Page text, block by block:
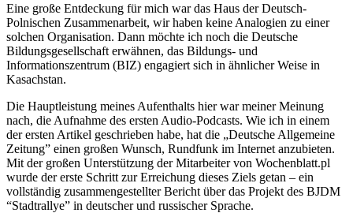
Eine große Entdeckung für mich war das Haus der Deutsch-
Polnischen Zusammenarbeit, wir haben keine Analogien zu einer
solchen Organisation. Dann möchte ich noch die Deutsche
Bildungsgesellschaft erwähnen, das Bildungs- und
Informationszentrum (BIZ) engagiert sich in ähnlicher Weise in
Kasachstan.
Die Hauptleistung meines Aufenthalts hier war meiner Meinung
nach, die Aufnahme des ersten Audio-Podcasts. Wie ich in einem
der ersten Artikel geschrieben habe, hat die „Deutsche Allgemeine
Zeitung” einen großen Wunsch, Rundfunk im Internet anzubieten.
Mit der großen Unterstützung der Mitarbeiter von Wochenblatt.pl
wurde der erste Schritt zur Erreichung dieses Ziels getan – ein
vollständig zusammengestellter Bericht über das Projekt des BJDM
“Stadtrallye” in deutscher und russischer Sprache.